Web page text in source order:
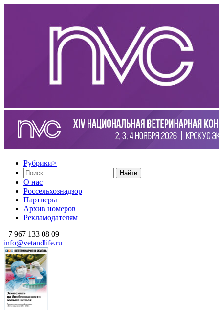
Рубрики>
Найти
О нас
Россельхознадзор
Партнеры
Архив номеров
Рекламодателям
+7 967 133 08 09
info@vetandlife.ru